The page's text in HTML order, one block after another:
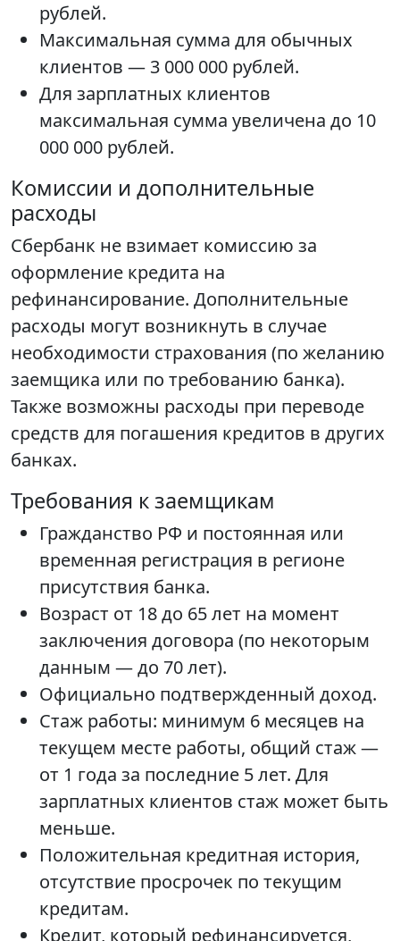
рублей.
Максимальная сумма для обычных
клиентов — 3 000 000 рублей.
Для зарплатных клиентов
максимальная сумма увеличена до 10
000 000 рублей.
Комиссии и дополнительные
расходы
Сбербанк не взимает комиссию за
оформление кредита на
рефинансирование. Дополнительные
расходы могут возникнуть в случае
необходимости страхования (по желанию
заемщика или по требованию банка).
Также возможны расходы при переводе
средств для погашения кредитов в других
банках.
Требования к заемщикам
Гражданство РФ и постоянная или
временная регистрация в регионе
присутствия банка.
Возраст от 18 до 65 лет на момент
заключения договора (по некоторым
данным — до 70 лет).
Официально подтвержденный доход.
Стаж работы: минимум 6 месяцев на
текущем месте работы, общий стаж —
от 1 года за последние 5 лет. Для
зарплатных клиентов стаж может быть
меньше.
Положительная кредитная история,
отсутствие просрочек по текущим
кредитам.
Кредит, который рефинансируется,